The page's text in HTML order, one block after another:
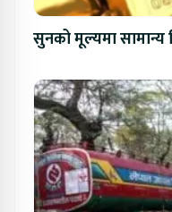
सुनको मूल्यमा सामान्य